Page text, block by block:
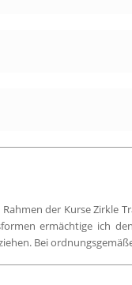
der Kurse
ermächtige ich
Bei